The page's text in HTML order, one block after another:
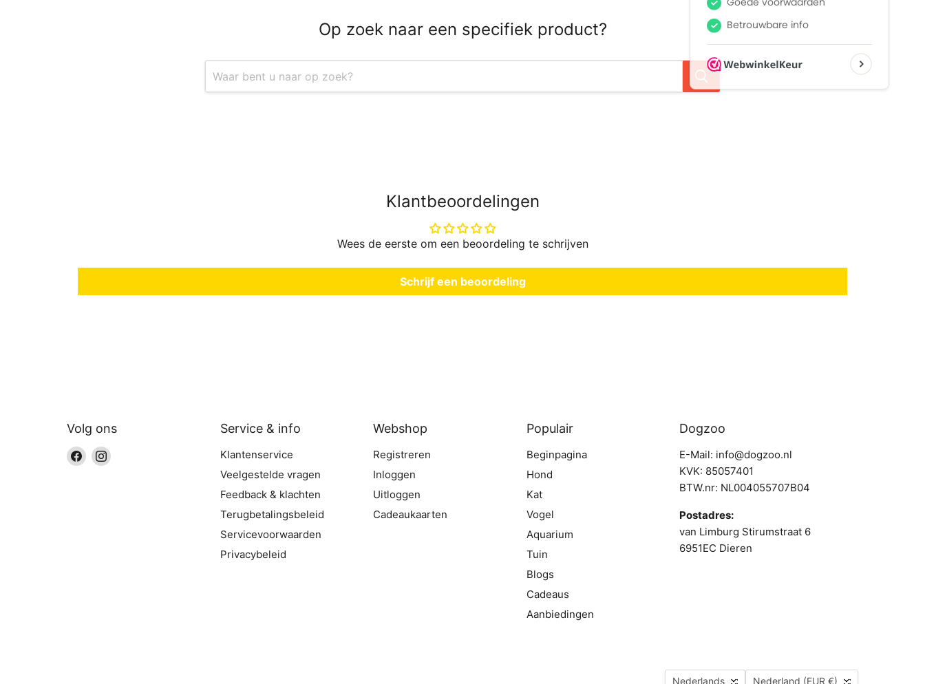
Op zoek naar een specifiek product?
Klantbeoordelingen
Wees de eerste om een beoordeling te schrijven
Schrijf een beoordeling
Volg ons
Vind
ons
Vind
Service & info
Klantenservice
Veelgestelde vragen
Feedback & klachten
Terugbetalingsbeleid
Servicevoorwaarden
Privacybeleid
Webshop
Registreren
Inloggen
Uitloggen
Cadeaukaarten
Populair
Beginpagina
Hond
Kat
Vogel
Aquarium
Tuin
Blogs
Cadeaus
Aanbiedingen
Dogzoo
E-Mail: info@dogzoo.nl
KVK: 85057401
BTW.nr: NL004055707B04
Postadres:
van Limburg Stirumstraat 6
6951EC Dieren
Taal
Nederlands Land
Nederland (EUR €)